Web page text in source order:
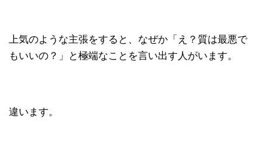
上気のような主張をすると、なぜか「え？質は最悪で
もいいの？」と極端なことを言い出す人がいます。
違います。